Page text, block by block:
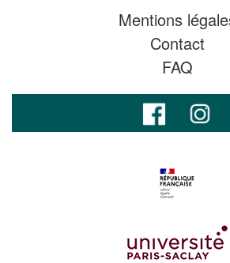
Mentions
Contact
FAQ